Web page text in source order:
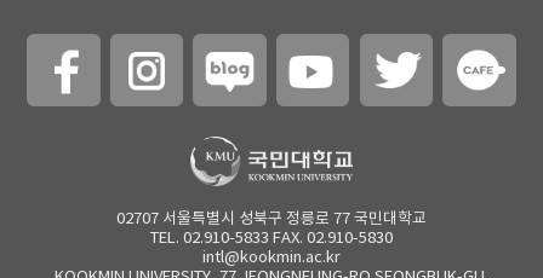
02707 서울특별시 성북구 정릉로 77 국민대학교
TEL. 02.910-5833 FAX. 02.910-5830
intl@kookmin.ac.kr